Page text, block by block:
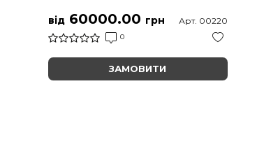
від60000.00 грн
0
Арт. 00220
ЗАМОВИТИ